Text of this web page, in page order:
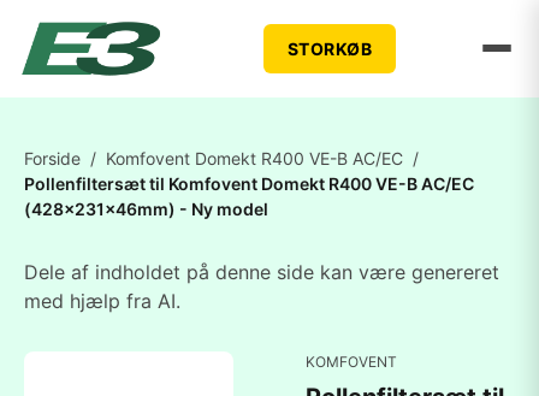
STORKØB
Forside / Komfovent Domekt R400 VE-B AC/EC /
Pollenfiltersæt til Komfovent Domekt R400 VE-B AC/EC
(428x231x46mm) - Ny model
Dele af indholdet på denne side kan være genereret
med hjælp fra AI.
KOMFOVENT